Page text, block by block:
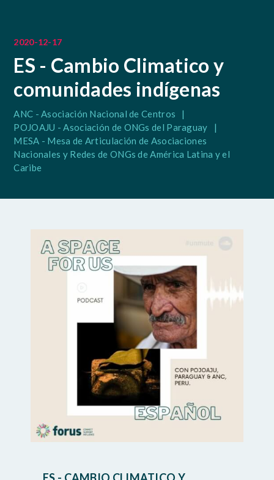
2020-12-17
ES - Cambio Climatico y
comunidades indígenas
ANC - Asociación Nacional de Centros
|
POJOAJU - Asociación de ONGs del Paraguay
|
MESA - Mesa de Articulación de Asociaciones
Nacionales y Redes de ONGs de América Latina y el
Caribe